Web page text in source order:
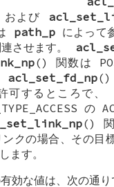
よび
path_pによって
させます。
() 関数は
acl_set_fd_np()
可するところで、
の
() 関
クの場合、その目
ます。
効な値は、次の通